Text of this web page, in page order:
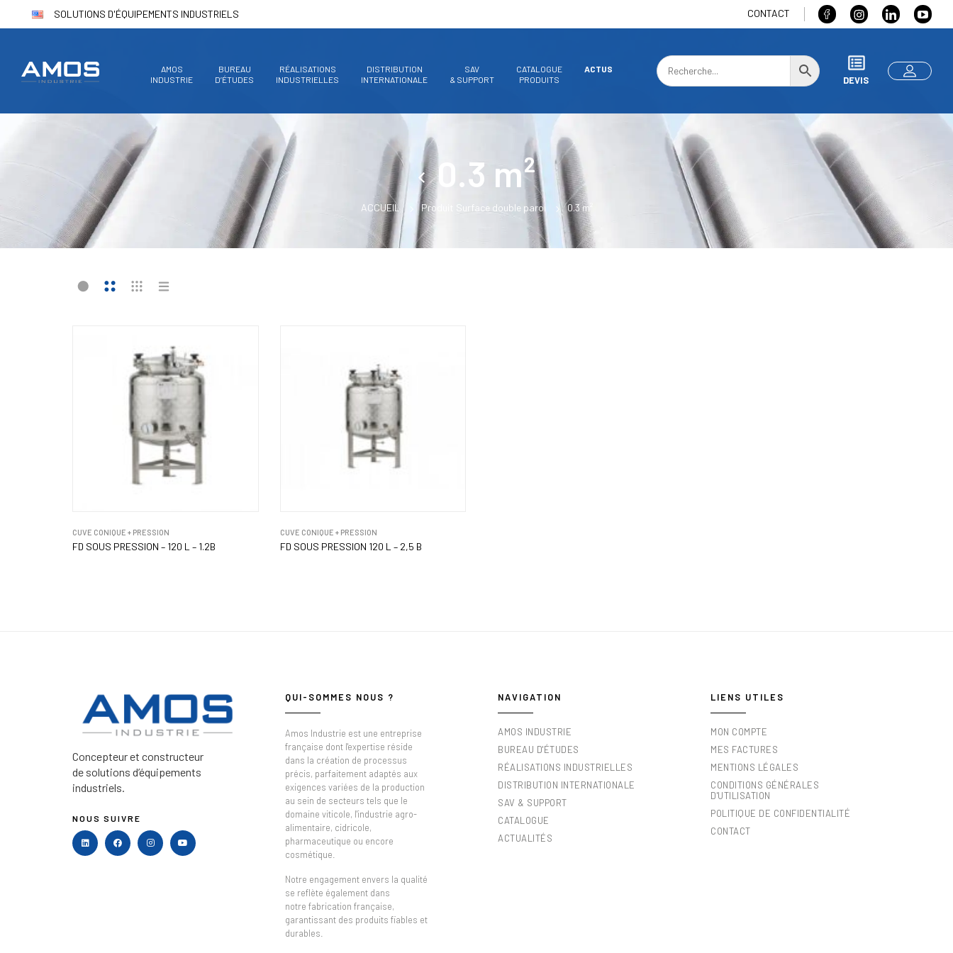
SOLUTIONS D'ÉQUIPEMENTS INDUSTRIELS CONTACT
AMOS
INDUSTRIE
BUREAU
D’ÉTUDES
RÉALISATIONS
INDUSTRIELLES
DISTRIBUTION
INTERNATIONALE
SAV
& SUPPORT
CATALOGUE
PRODUITS
ACTUS
DEVIS
0.3 m²
ACCUEIL Produit Surface double paroi 0.3 m²
CUVE CONIQUE + PRESSION
FD SOUS PRESSION – 120 L – 1.2B
CUVE CONIQUE + PRESSION
FD SOUS PRESSION 120 L – 2,5 B
Concepteur et constructeur
de solutions d’équipements
industriels.
NOUS SUIVRE
QUI-SOMMES NOUS ?
Amos Industrie est une entreprise
française dont l'expertise réside
dans la création de processus
précis, parfaitement adaptés aux
exigences variées de la production
au sein de secteurs tels que le
domaine viticole, l'industrie agro-
alimentaire, cidricole,
pharmaceutique ou encore
cosmétique.
Notre engagement envers la qualité
se reflète également dans
notre fabrication française,
garantissant des produits fiables et
durables.
NAVIGATION
AMOS INDUSTRIE
BUREAU D'ÉTUDES
RÉALISATIONS INDUSTRIELLES
DISTRIBUTION INTERNATIONALE
SAV & SUPPORT
CATALOGUE
ACTUALITÉS
LIENS UTILES
MON COMPTE
MES FACTURES
MENTIONS LÉGALES
CONDITIONS GÉNÉRALES
D'UTILISATION
POLITIQUE DE CONFIDENTIALITÉ
CONTACT